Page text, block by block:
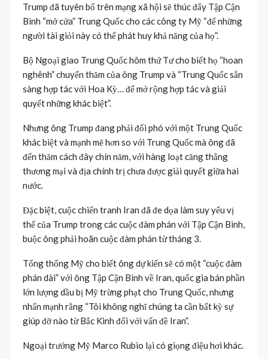
Trump đã tuyên bố trên mạng xã hội sẽ thúc đẩy Tập Cận
Bình “mở cửa” Trung Quốc cho các công ty Mỹ “để những
người tài giỏi này có thể phát huy khả năng của họ”.
Bộ Ngoại giao Trung Quốc hôm thứ Tư cho biết họ “hoan
nghênh” chuyến thăm của ông Trump và “Trung Quốc sẵn
sàng hợp tác với Hoa Kỳ… để mở rộng hợp tác và giải
quyết những khác biệt”.
Nhưng ông Trump đang phải đối phó với một Trung Quốc
khác biệt và mạnh mẽ hơn so với Trung Quốc mà ông đã
đến thăm cách đây chín năm, với hàng loạt căng thẳng
thương mại và địa chính trị chưa được giải quyết giữa hai
nước.
Đặc biệt, cuộc chiến tranh Iran đã đe dọa làm suy yếu vị
thế của Trump trong các cuộc đàm phán với Tập Cận Bình,
buộc ông phải hoãn cuộc đàm phán từ tháng 3.
Tổng thống Mỹ cho biết ông dự kiến ​​sẽ có một “cuộc đàm
phán dài” với ông Tập Cận Bình về Iran, quốc gia bán phần
lớn lượng dầu bị Mỹ trừng phạt cho Trung Quốc, nhưng
nhấn mạnh rằng “Tôi không nghĩ chúng ta cần bất kỳ sự
giúp đỡ nào từ Bắc Kinh đối với vấn đề Iran”.
Ngoại trưởng Mỹ Marco Rubio lại có giọng điệu hơi khác.